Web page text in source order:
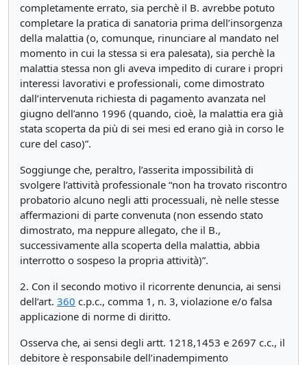
completamente errato, sia perchè il B. avrebbe potuto
completare la pratica di sanatoria prima dell’insorgenza
della malattia (o, comunque, rinunciare al mandato nel
momento in cui la stessa si era palesata), sia perchè la
malattia stessa non gli aveva impedito di curare i propri
interessi lavorativi e professionali, come dimostrato
dall’intervenuta richiesta di pagamento avanzata nel
giugno dell’anno 1996 (quando, cioè, la malattia era già
stata scoperta da più di sei mesi ed erano già in corso le
cure del caso)”.
Soggiunge che, peraltro, l’asserita impossibilità di
svolgere l’attività professionale “non ha trovato riscontro
probatorio alcuno negli atti processuali, nè nelle stesse
affermazioni di parte convenuta (non essendo stato
dimostrato, ma neppure allegato, che il B.,
successivamente alla scoperta della malattia, abbia
interrotto o sospeso la propria attività)”.
2. Con il secondo motivo il ricorrente denuncia, ai sensi
dell’art. 360 c.p.c., comma 1, n. 3, violazione e/o falsa
applicazione di norme di diritto.
Osserva che, ai sensi degli artt. 1218,1453 e 2697 c.c., il
debitore è responsabile dell’inadempimento